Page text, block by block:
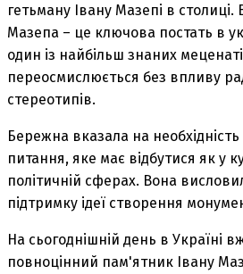
гетьману Івану Мазепі в
Мазепа – це ключова постать в
один із найбільш знаних
переосмислюється без впливу
стереотипів.
Бережна вказала на
питання, яке має відбутися як у
політичній сферах. Вона
підтримку ідеї створення
На сьогоднішній день в Україні
повноцінний пам'ятник Івану